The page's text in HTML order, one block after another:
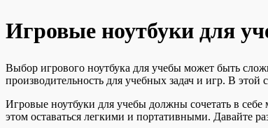
Игровые ноутбуки для
Выбор игрового ноутбука для учебы может быть
производительность для учебных задач и игр. В
Игровые ноутбуки для учебы должны сочетать в
этом оставаться легкими и портативными. Давайте